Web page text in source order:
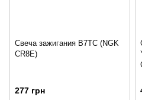
Свеча зажигания B7TC (NGK
CR8E)
277 грн